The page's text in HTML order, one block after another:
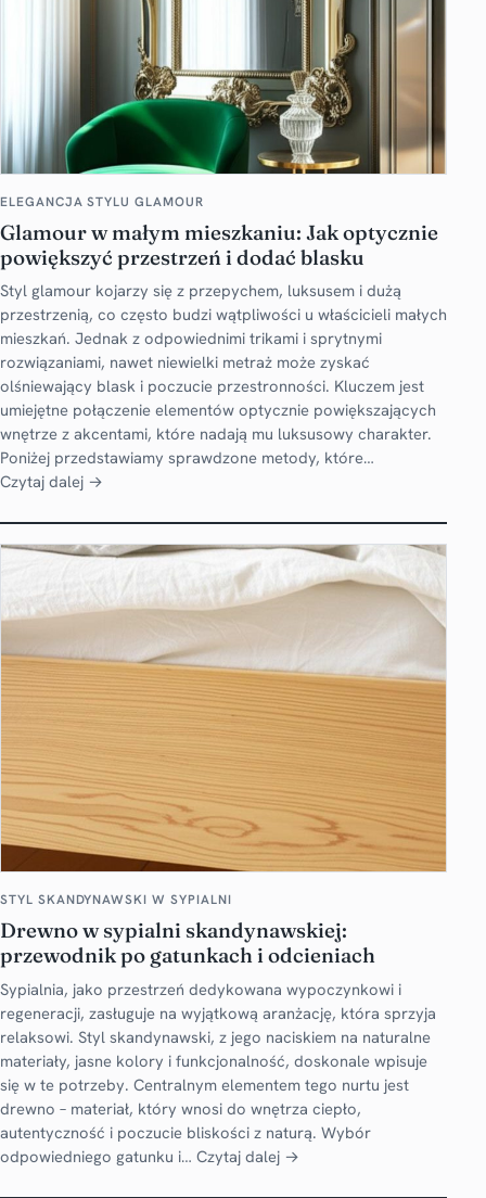
ELEGANCJA STYLU GLAMOUR
Glamour w małym mieszkaniu: Jak optycznie
powiększyć przestrzeń i dodać blasku
Styl glamour kojarzy się z przepychem, luksusem i dużą
przestrzenią, co często budzi wątpliwości u właścicieli małych
mieszkań. Jednak z odpowiednimi trikami i sprytnymi
rozwiązaniami, nawet niewielki metraż może zyskać
olśniewający blask i poczucie przestronności. Kluczem jest
umiejętne połączenie elementów optycznie powiększających
wnętrze z akcentami, które nadają mu luksusowy charakter.
Poniżej przedstawiamy sprawdzone metody, które…
Czytaj dalej →
STYL SKANDYNAWSKI W SYPIALNI
Drewno w sypialni skandynawskiej:
przewodnik po gatunkach i odcieniach
Sypialnia, jako przestrzeń dedykowana wypoczynkowi i
regeneracji, zasługuje na wyjątkową aranżację, która sprzyja
relaksowi. Styl skandynawski, z jego naciskiem na naturalne
materiały, jasne kolory i funkcjonalność, doskonale wpisuje
się w te potrzeby. Centralnym elementem tego nurtu jest
drewno – materiał, który wnosi do wnętrza ciepło,
autentyczność i poczucie bliskości z naturą. Wybór
odpowiedniego gatunku i… Czytaj dalej →